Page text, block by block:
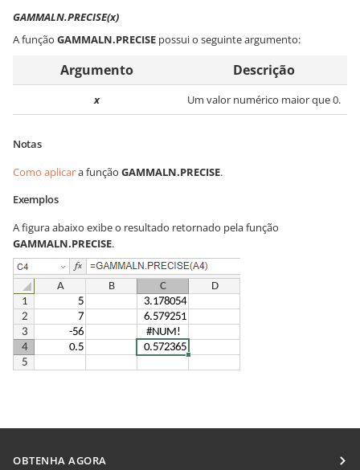
GAMMALN.PRECISE(x)
A função GAMMALN.PRECISE possui o seguinte argumento:
Argumento Descrição
x Um valor numérico maior que 0.
Notas
Como aplicara função GAMMALN.PRECISE.
Exemplos
A figura abaixo exibe o resultado retornado pela função
GAMMALN.PRECISE.
OBTENHA AGORA